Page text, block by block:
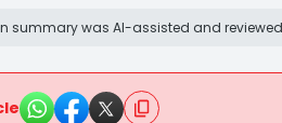
summary was AI-assisted and